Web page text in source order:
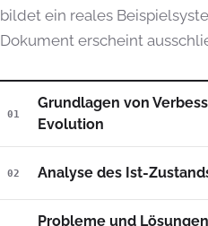
bildet ein reales
Dokument erscheint
01
Grundlagen von
Evolution
02 Analyse des Ist-
Probleme und